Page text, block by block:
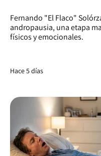
Fernando "El Flaco"
andropausia, una etapa
físicos y emocionales.
Hace 5 días